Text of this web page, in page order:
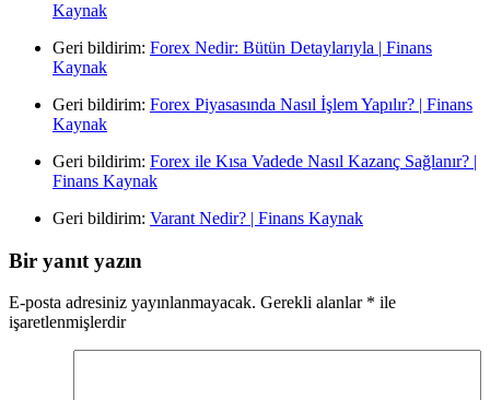
Kaynak
Geri bildirim: Forex Nedir: Bütün Detaylarıyla | Finans
Kaynak
Geri bildirim: Forex Piyasasında Nasıl İşlem Yapılır? | Finans
Kaynak
Geri bildirim: Forex ile Kısa Vadede Nasıl Kazanç Sağlanır? |
Finans Kaynak
Geri bildirim: Varant Nedir? | Finans Kaynak
Bir yanıt yazın
E-posta adresiniz yayınlanmayacak. Gerekli alanlar * ile
işaretlenmişlerdir